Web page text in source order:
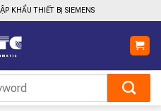
KHẨU THIẾT BỊ SIEMENS